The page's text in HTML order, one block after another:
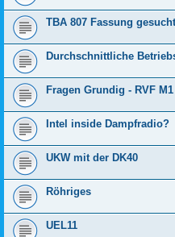
TBA 807 Fassung
Durchschnittliche
Fragen Grundig - RVF
Intel inside Dampfradio?
UKW mit der DK40
Röhriges
UEL11